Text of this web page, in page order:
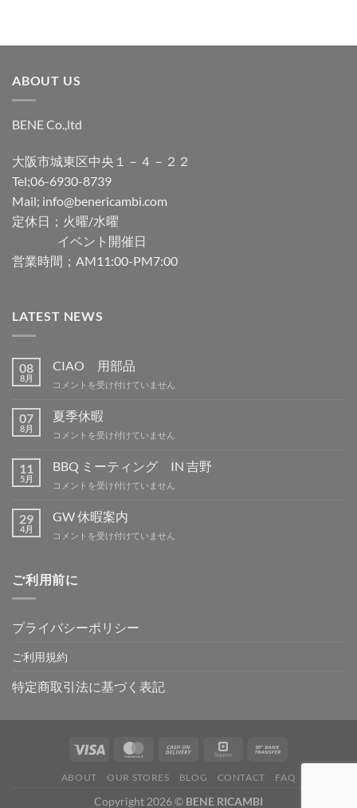
ABOUT US
BENE Co.,ltd
大阪市城東区中央１－４－２２
Tel;06-6930-8739
Mail; info@benericambi.com
定休日；火曜/水曜
イベント開催日
営業時間；AM11:00-PM7:00
LATEST NEWS
08
8月
CIAO 用部品
CIAO
部
品
は
コメントを受け付けていません
07
8月
夏季休暇
夏
休
暇
は
コメントを受け付けていません
11
5月
BBQ ミーティング IN 吉野
BBQ
ー
テ
ィ
IN
コメントを受け付けていません
29
4月
GW 休暇案内
GW
案
内
コメントを受け付けていません
ご利用前に
プライバシーポリシー
ご利用規約
特定商取引法に基づく表記
ABOUT OUR STORES BLOG CONTACT FAQ
Copyright 2026 © BENE RICAMBI